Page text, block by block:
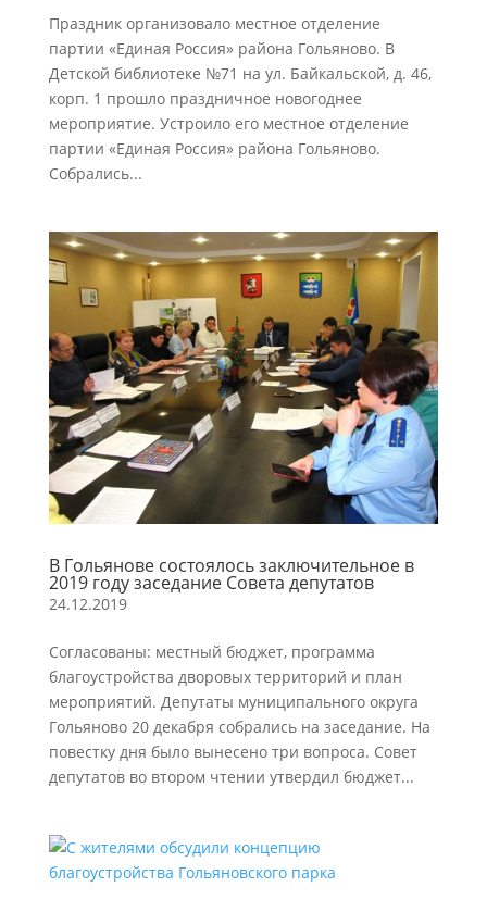
Праздник организовало местное отделение
партии «Единая Россия» района Гольяново. В
Детской библиотеке №71 на ул. Байкальской, д. 46,
корп. 1 прошло праздничное новогоднее
мероприятие. Устроило его местное отделение
партии «Единая Россия» района Гольяново.
Собрались...
В Гольянове состоялось заключительное в
2019 году заседание Совета депутатов
24.12.2019
Согласованы: местный бюджет, программа
благоустройства дворовых территорий и план
мероприятий. Депутаты муниципального округа
Гольяново 20 декабря собрались на заседание. На
повестку дня было вынесено три вопроса. Совет
депутатов во втором чтении утвердил бюджет...